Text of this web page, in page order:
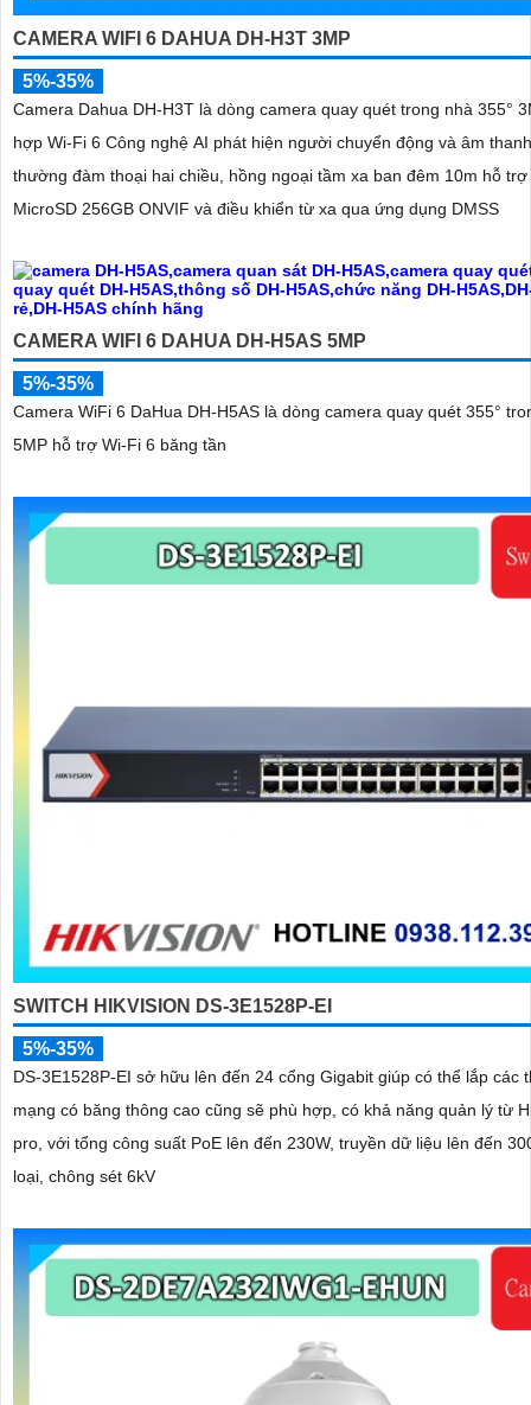
CAMERA WIFI 6 DAHUA DH-H3T 3MP
5%-35%
Camera Dahua DH-H3T là dòng camera quay quét trong nhà 355°
hợp Wi-Fi 6 Công nghệ AI phát hiện người chuyển động và âm
thường đàm thoại hai chiều, hồng ngoại tầm xa ban đêm 10m hỗ
MicroSD 256GB ONVIF và điều khiển từ xa qua ứng dụng DMSS
CAMERA WIFI 6 DAHUA DH-H5AS 5MP
5%-35%
Camera WiFi 6 DaHua DH-H5AS là dòng camera quay quét 355°
5MP hỗ trợ Wi-Fi 6 băng tần
SWITCH HIKVISION DS-3E1528P-EI
5%-35%
DS-3E1528P-EI sở hữu lên đến 24 cổng Gigabit giúp có thể lắp các
mạng có băng thông cao cũng sẽ phù hợp, có khả năng quản lý từ
pro, với tổng công suất PoE lên đến 230W, truyền dữ liệu lên đến
loại, chông sét 6kV